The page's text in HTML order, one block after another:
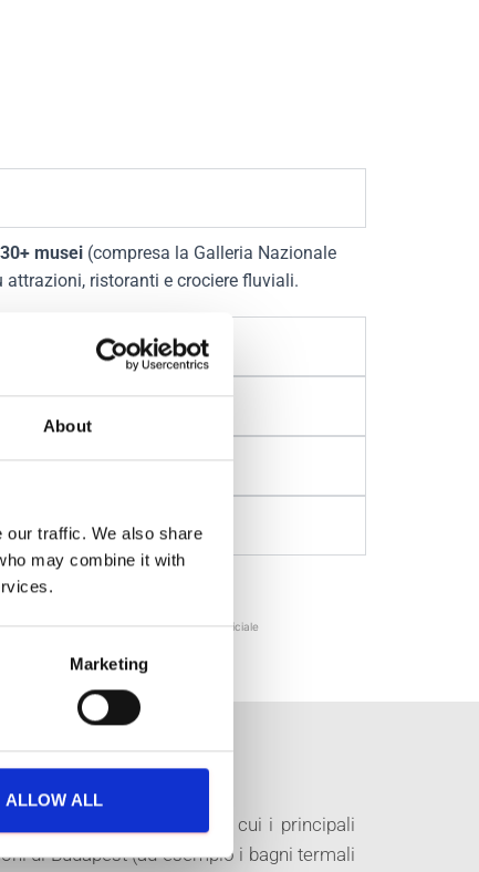
About
our traffic. We also share
may combine it with
Marketing
ALLOW ALL
30+ musei (compresa la Galleria Nazionale
attrazioni, ristoranti e crociere fluviali.
la tua Budapest Card →
Conferma immediata e mobile. City Pass ufficiale
GRATUITI
luoghi di interesse, tra cui i principali
di Budapest (ad esempio i bagni termali